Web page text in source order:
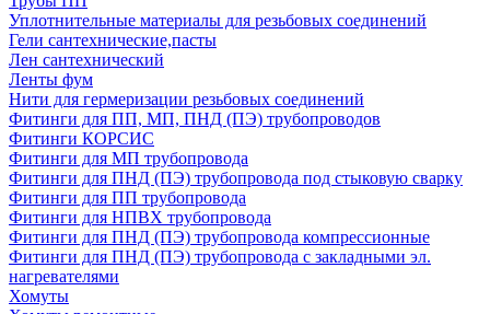
Уплотнительные материалы для резьбовых соединений
Гели сантехнические,пасты
Лен сантехнический
Ленты фум
Нити для гермеризации резьбовых соединений
Фитинги для ПП, МП, ПНД (ПЭ) трубопроводов
Фитинги КОРСИС
Фитинги для МП трубопровода
Фитинги для ПНД (ПЭ) трубопровода под стыковую сварку
Фитинги для ПП трубопровода
Фитинги для НПВХ трубопровода
Фитинги для ПНД (ПЭ) трубопровода компрессионные
Фитинги для ПНД (ПЭ) трубопровода с закладными эл.
нагревателями
Хомуты